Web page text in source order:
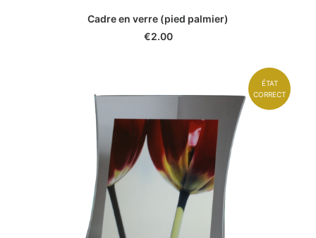
Cadre en verre (pied palmier)
€2.00
ÉTAT
CORRECT